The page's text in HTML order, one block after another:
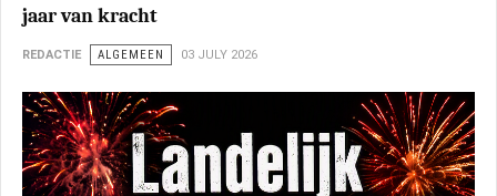
jaar van kracht
REDACTIE ALGEMEEN 03 JULY 2026